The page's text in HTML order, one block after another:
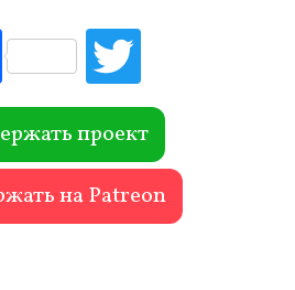
Fac
ebo
ok r
проект
на Patreon